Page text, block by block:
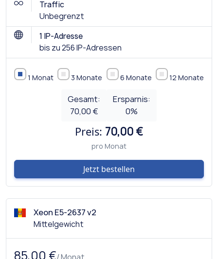
Traffic
Unbegrenzt
1 IP-Adresse
bis zu 256 IP-Adressen
1 Monat 3 Monate 6 Monate 12 Monate
Gesamt:
70,00 €
Ersparnis:
0%
Preis: 70,00 €
pro Monat
Jetzt bestellen
Xeon E5-2637 v2
Mittelgewicht
85,00 €